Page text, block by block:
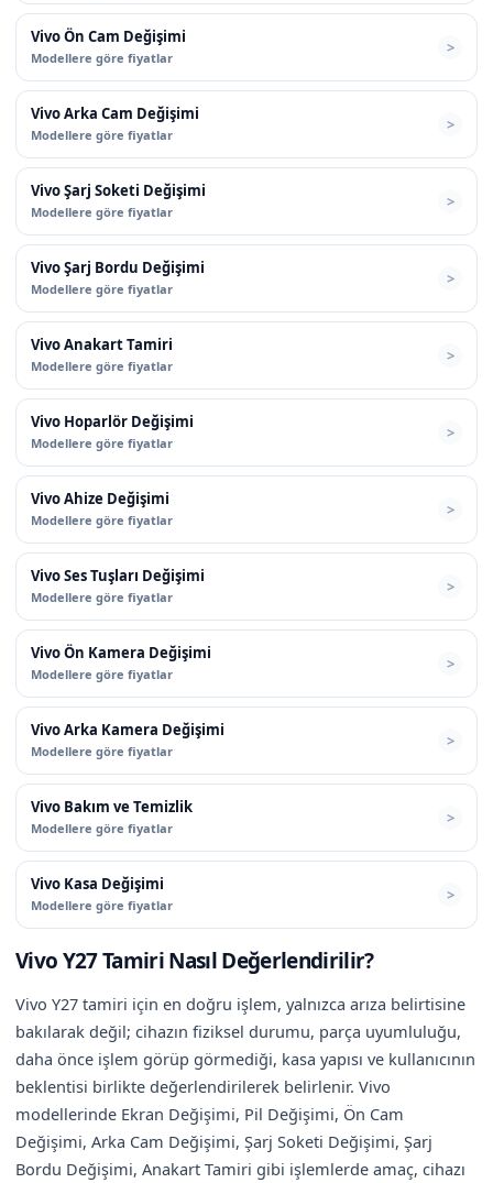
Vivo Ön Cam Değişimi
Modellere göre fiyatlar
Vivo Arka Cam Değişimi
Modellere göre fiyatlar
Vivo Şarj Soketi Değişimi
Modellere göre fiyatlar
Vivo Şarj Bordu Değişimi
Modellere göre fiyatlar
Vivo Anakart Tamiri
Modellere göre fiyatlar
Vivo Hoparlör Değişimi
Modellere göre fiyatlar
Vivo Ahize Değişimi
Modellere göre fiyatlar
Vivo Ses Tuşları Değişimi
Modellere göre fiyatlar
Vivo Ön Kamera Değişimi
Modellere göre fiyatlar
Vivo Arka Kamera Değişimi
Modellere göre fiyatlar
Vivo Bakım ve Temizlik
Modellere göre fiyatlar
Vivo Kasa Değişimi
Modellere göre fiyatlar
Vivo Y27 Tamiri Nasıl Değerlendirilir?
Vivo Y27 tamiri için en doğru işlem, yalnızca arıza belirtisine
bakılarak değil; cihazın fiziksel durumu, parça uyumluluğu,
daha önce işlem görüp görmediği, kasa yapısı ve kullanıcının
beklentisi birlikte değerlendirilerek belirlenir. Vivo
modellerinde Ekran Değişimi, Pil Değişimi, Ön Cam
Değişimi, Arka Cam Değişimi, Şarj Soketi Değişimi, Şarj
Bordu Değişimi, Anakart Tamiri gibi işlemlerde amaç, cihazı